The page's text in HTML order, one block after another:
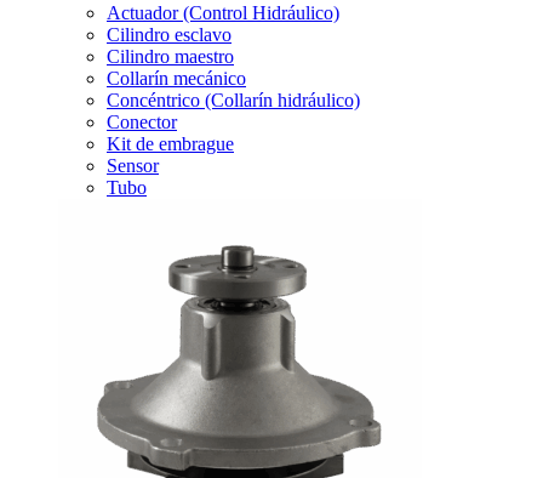
Actuador (Control Hidráulico)
Cilindro esclavo
Cilindro maestro
Collarín mecánico
Concéntrico (Collarín hidráulico)
Conector
Kit de embrague
Sensor
Tubo